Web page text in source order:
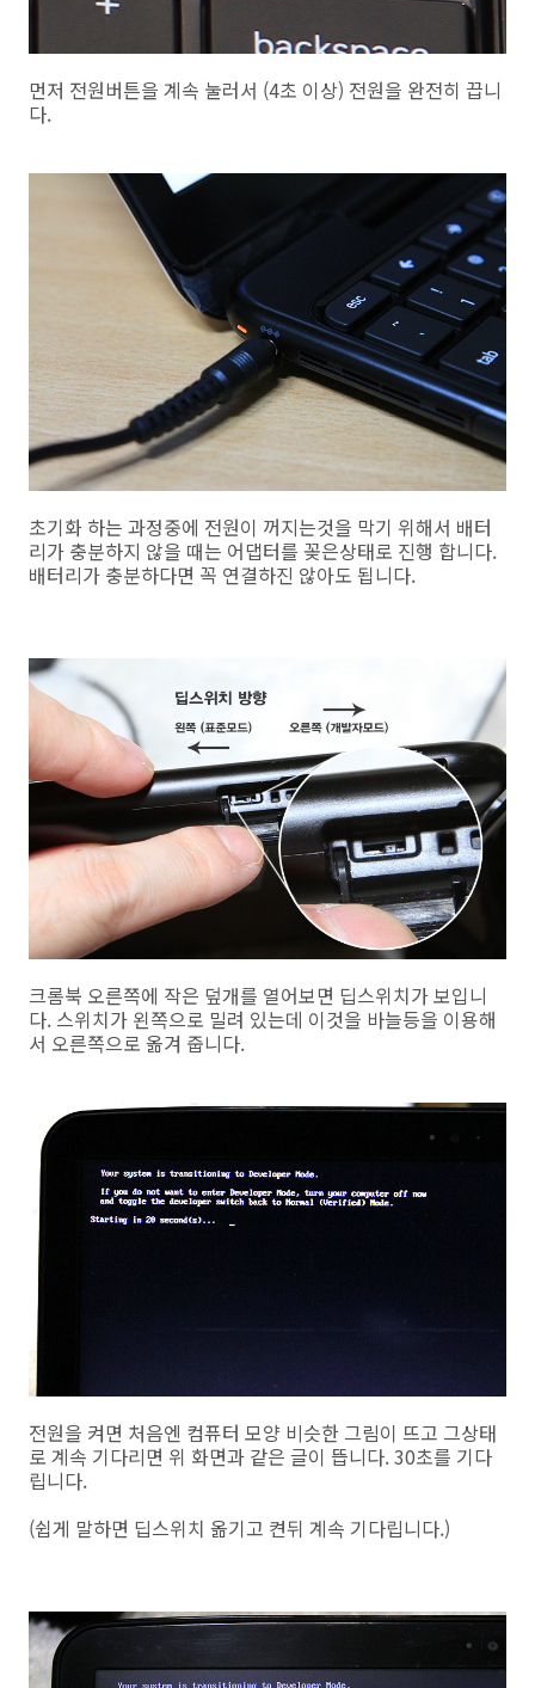
먼저 전원버튼을 계속 눌러서 (4초 이상) 전원을 완전히 끕니
다.
초기화 하는 과정중에 전원이 꺼지는것을 막기 위해서 배터
리가 충분하지 않을 때는 어댑터를 꽂은상태로 진행 합니다.
배터리가 충분하다면 꼭 연결하진 않아도 됩니다.
크롬북 오른쪽에 작은 덮개를 열어보면 딥스위치가 보입니
다. 스위치가 왼쪽으로 밀려 있는데 이것을 바늘등을 이용해
서 오른쪽으로 옮겨 줍니다.
전원을 켜면 처음엔 컴퓨터 모양 비슷한 그림이 뜨고 그상태
로 계속 기다리면 위 화면과 같은 글이 뜹니다. 30초를 기다
립니다.
(쉽게 말하면 딥스위치 옮기고 켠뒤 계속 기다립니다.)